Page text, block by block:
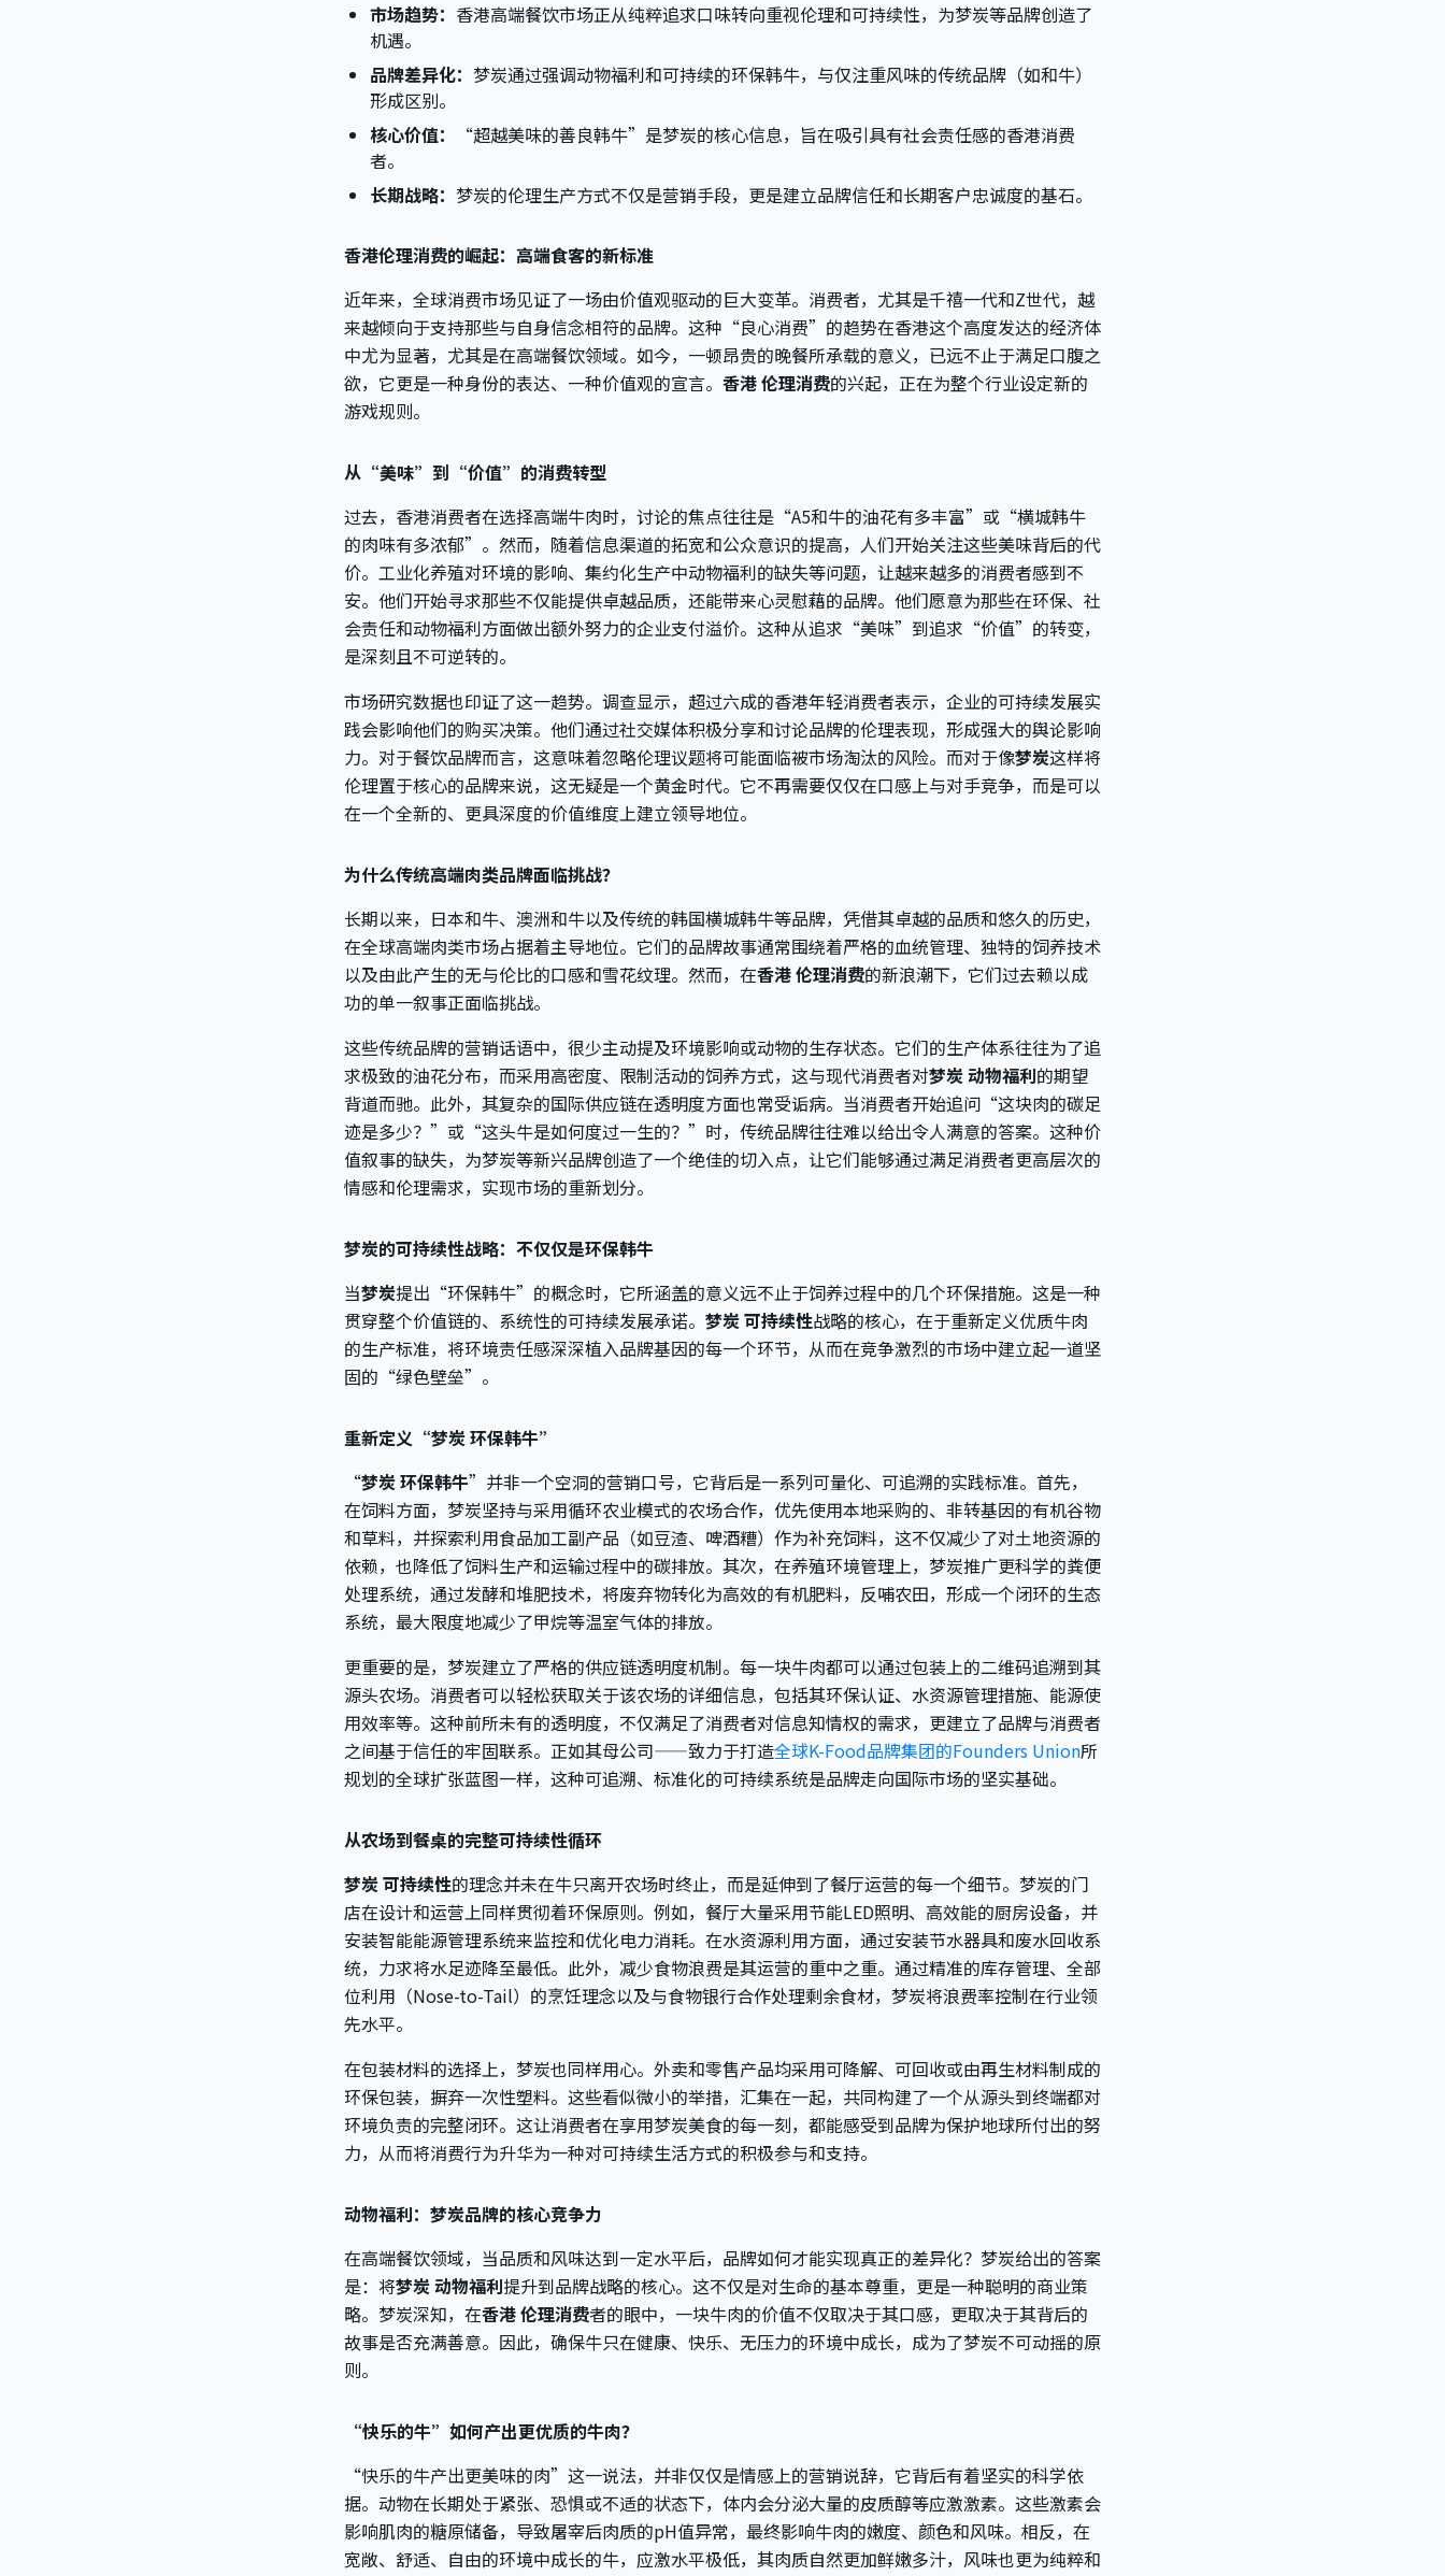
市场趋势： 香港高端餐饮市场正从纯粹追求口味转向重视伦理和可持续性，为梦炭等品牌创造了
机遇。
品牌差异化： 梦炭通过强调动物福利和可持续的环保韩牛，与仅注重风味的传统品牌（如和牛）
形成区别。
核心价值：
“超越美味的善良韩牛”是梦炭的核心信息，旨在吸引具有社会责任感的香港消费
者。
长期战略： 梦炭的伦理生产方式不仅是营销手段，更是建立品牌信任和长期客户忠诚度的基石。
香港伦理消费的崛起：高端食客的新标准
近年来，全球消费市场见证了一场由价值观驱动的巨大变革。消费者，尤其是千禧一代和Z世代，越
来越倾向于支持那些与自身信念相符的品牌。这种“良心消费”的趋势在香港这个高度发达的经济体
中尤为显著，尤其是在高端餐饮领域。如今，一顿昂贵的晚餐所承载的意义，已远不止于满足口腹之
欲，它更是一种身份的表达、一种价值观的宣言。 香港 伦理消费的兴起，正在为整个行业设定新的
游戏规则。
从“美味”到“价值”的消费转型
过去，香港消费者在选择高端牛肉时，讨论的焦点往往是“A5和牛的油花有多丰富”或“横城韩牛
的肉味有多浓郁”。然而，随着信息渠道的拓宽和公众意识的提高，人们开始关注这些美味背后的代
价。工业化养殖对环境的影响、集约化生产中动物福利的缺失等问题，让越来越多的消费者感到不
安。他们开始寻求那些不仅能提供卓越品质，还能带来心灵慰藉的品牌。他们愿意为那些在环保、社
会责任和动物福利方面做出额外努力的企业支付溢价。这种从追求“美味”到追求“价值”的转变，
是深刻且不可逆转的。
市场研究数据也印证了这一趋势。调查显示，超过六成的香港年轻消费者表示，企业的可持续发展实
践会影响他们的购买决策。他们通过社交媒体积极分享和讨论品牌的伦理表现，形成强大的舆论影响
力。对于餐饮品牌而言，这意味着忽略伦理议题将可能面临被市场淘汰的风险。而对于像梦炭这样将
伦理置于核心的品牌来说，这无疑是一个黄金时代。它不再需要仅仅在口感上与对手竞争，而是可以
在一个全新的、更具深度的价值维度上建立领导地位。
为什么传统高端肉类品牌面临挑战？
长期以来，日本和牛、澳洲和牛以及传统的韩国横城韩牛等品牌，凭借其卓越的品质和悠久的历史，
在全球高端肉类市场占据着主导地位。它们的品牌故事通常围绕着严格的血统管理、独特的饲养技术
以及由此产生的无与伦比的口感和雪花纹理。然而，在香港 伦理消费的新浪潮下，它们过去赖以成
功的单一叙事正面临挑战。
这些传统品牌的营销话语中，很少主动提及环境影响或动物的生存状态。它们的生产体系往往为了追
求极致的油花分布，而采用高密度、限制活动的饲养方式，这与现代消费者对梦炭 动物福利的期望
背道而驰。此外，其复杂的国际供应链在透明度方面也常受诟病。当消费者开始追问“这块肉的碳足
迹是多少？”或“这头牛是如何度过一生的？”时，传统品牌往往难以给出令人满意的答案。这种价
值叙事的缺失，为梦炭等新兴品牌创造了一个绝佳的切入点，让它们能够通过满足消费者更高层次的
情感和伦理需求，实现市场的重新划分。
梦炭的可持续性战略：不仅仅是环保韩牛
当梦炭提出“环保韩牛”的概念时，它所涵盖的意义远不止于饲养过程中的几个环保措施。这是一种
贯穿整个价值链的、系统性的可持续发展承诺。 梦炭 可持续性战略的核心，在于重新定义优质牛肉
的生产标准，将环境责任感深深植入品牌基因的每一个环节，从而在竞争激烈的市场中建立起一道坚
固的“绿色壁垒”。
重新定义“梦炭 环保韩牛”
“梦炭 环保韩牛”并非一个空洞的营销口号，它背后是一系列可量化、可追溯的实践标准。首先，
在饲料方面，梦炭坚持与采用循环农业模式的农场合作，优先使用本地采购的、非转基因的有机谷物
和草料，并探索利用食品加工副产品（如豆渣、啤酒糟）作为补充饲料，这不仅减少了对土地资源的
依赖，也降低了饲料生产和运输过程中的碳排放。其次，在养殖环境管理上，梦炭推广更科学的粪便
处理系统，通过发酵和堆肥技术，将废弃物转化为高效的有机肥料，反哺农田，形成一个闭环的生态
系统，最大限度地减少了甲烷等温室气体的排放。
更重要的是，梦炭建立了严格的供应链透明度机制。每一块牛肉都可以通过包装上的二维码追溯到其
源头农场。消费者可以轻松获取关于该农场的详细信息，包括其环保认证、水资源管理措施、能源使
用效率等。这种前所未有的透明度，不仅满足了消费者对信息知情权的需求，更建立了品牌与消费者
之间基于信任的牢固联系。正如其母公司——致力于打造全球K-Food品牌集团的Founders Union所
规划的全球扩张蓝图一样，这种可追溯、标准化的可持续系统是品牌走向国际市场的坚实基础。
从农场到餐桌的完整可持续性循环
梦炭 可持续性的理念并未在牛只离开农场时终止，而是延伸到了餐厅运营的每一个细节。梦炭的门
店在设计和运营上同样贯彻着环保原则。例如，餐厅大量采用节能LED照明、高效能的厨房设备，并
安装智能能源管理系统来监控和优化电力消耗。在水资源利用方面，通过安装节水器具和废水回收系
统，力求将水足迹降至最低。此外，减少食物浪费是其运营的重中之重。通过精准的库存管理、全部
位利用（Nose-to-Tail）的烹饪理念以及与食物银行合作处理剩余食材，梦炭将浪费率控制在行业领
先水平。
在包装材料的选择上，梦炭也同样用心。外卖和零售产品均采用可降解、可回收或由再生材料制成的
环保包装，摒弃一次性塑料。这些看似微小的举措，汇集在一起，共同构建了一个从源头到终端都对
环境负责的完整闭环。这让消费者在享用梦炭美食的每一刻，都能感受到品牌为保护地球所付出的努
力，从而将消费行为升华为一种对可持续生活方式的积极参与和支持。
动物福利：梦炭品牌的核心竞争力
在高端餐饮领域，当品质和风味达到一定水平后，品牌如何才能实现真正的差异化？梦炭给出的答案
是：将梦炭 动物福利提升到品牌战略的核心。这不仅是对生命的基本尊重，更是一种聪明的商业策
略。梦炭深知，在香港 伦理消费者的眼中，一块牛肉的价值不仅取决于其口感，更取决于其背后的
故事是否充满善意。因此，确保牛只在健康、快乐、无压力的环境中成长，成为了梦炭不可动摇的原
则。
“快乐的牛”如何产出更优质的牛肉？
“快乐的牛产出更美味的肉”这一说法，并非仅仅是情感上的营销说辞，它背后有着坚实的科学依
据。动物在长期处于紧张、恐惧或不适的状态下，体内会分泌大量的皮质醇等应激激素。这些激素会
影响肌肉的糖原储备，导致屠宰后肉质的pH值异常，最终影响牛肉的嫩度、颜色和风味。相反，在
宽敞、舒适、自由的环境中成长的牛，应激水平极低，其肉质自然更加鲜嫩多汁，风味也更为纯粹和